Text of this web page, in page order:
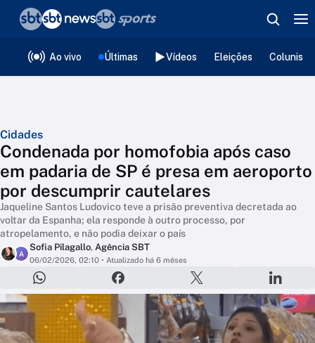
Ao vivo Últimas Vídeos Eleições
Cidades
Condenada por homofobia após caso
em padaria de SP é presa em aeroporto
por descumprir cautelares
Jaqueline Santos Ludovico teve a prisão preventiva decretada ao
voltar da Espanha; ela responde à outro processo, por
atropelamento, e não podia deixar o país
A
Sofia Pilagallo, Agência SBT
06/02/2026, 02:10 • Atualizado há 6 mêses
❮voltar
Editorias